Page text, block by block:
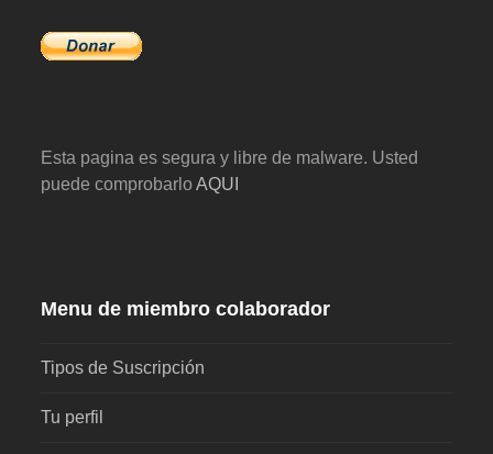
Esta pagina es segura y libre de malware. Usted
puede comprobarloAQUI
Menu de miembro colaborador
Tipos de Suscripción
Tu perfil